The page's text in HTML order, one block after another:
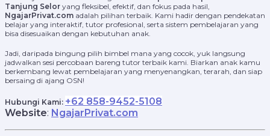
Tanjung Selor yang fleksibel, efektif, dan fokus pada hasil,
NgajarPrivat.com adalah pilihan terbaik. Kami hadir dengan pendekatan
belajar yang interaktif, tutor profesional, serta sistem pembelajaran yang
bisa disesuaikan dengan kebutuhan anak.
Jadi, daripada bingung pilih bimbel mana yang cocok, yuk langsung
jadwalkan sesi percobaan bareng tutor terbaik kami. Biarkan anak kamu
berkembang lewat pembelajaran yang menyenangkan, terarah, dan siap
bersaing di ajang OSN!
Hubungi Kami: +62 858-9452-5108
Website: NgajarPrivat.com